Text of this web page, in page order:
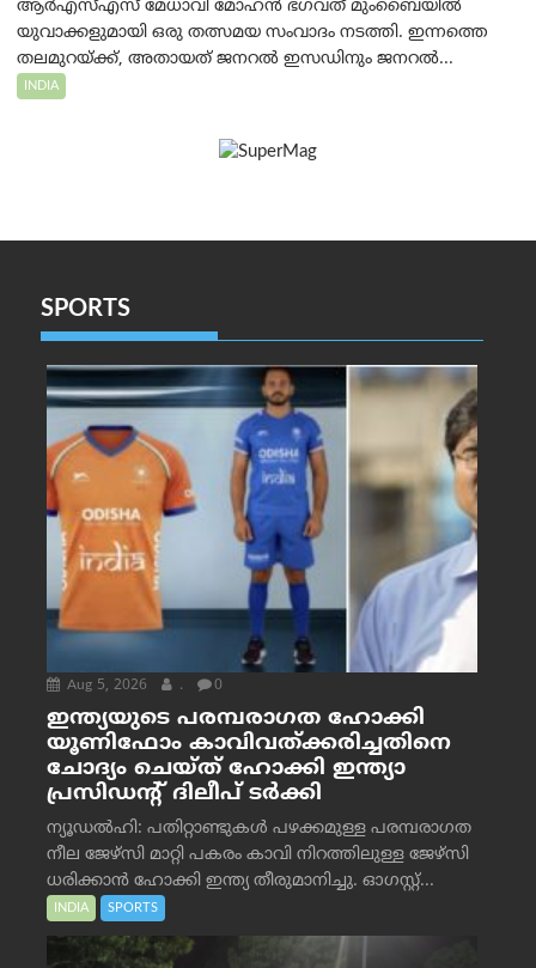
ആർ‌എസ്‌എസ് മേധാവി മോഹൻ ഭഗവത് മുംബൈയിൽ
യുവാക്കളുമായി ഒരു തത്സമയ സംവാദം നടത്തി. ഇന്നത്തെ
തലമുറയ്ക്ക്, അതായത് ജനറൽ ഇസഡിനും ജനറൽ...
INDIA
SPORTS
Aug 5, 2026 . 0
ഇന്ത്യയുടെ പരമ്പരാഗത ഹോക്കി
യൂണിഫോം കാവിവത്ക്കരിച്ചതിനെ
ചോദ്യം ചെയ്ത് ഹോക്കി ഇന്ത്യാ
പ്രസിഡന്റ് ദിലീപ് ടര്‍ക്കി
ന്യൂഡൽഹി: പതിറ്റാണ്ടുകൾ പഴക്കമുള്ള പരമ്പരാഗത
നീല ജേഴ്‌സി മാറ്റി പകരം കാവി നിറത്തിലുള്ള ജേഴ്‌സി
ധരിക്കാൻ ഹോക്കി ഇന്ത്യ തീരുമാനിച്ചു. ഓഗസ്റ്റ്...
INDIA SPORTS